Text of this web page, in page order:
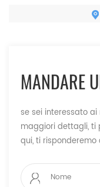
MANDARE
se sei interessato
maggiori dettagli, ti
qui, ti risponderemo